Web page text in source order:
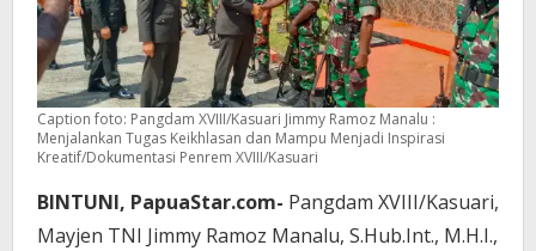
Caption foto: Pangdam XVIII/Kasuari Jimmy Ramoz Manalu :
Menjalankan Tugas Keikhlasan dan Mampu Menjadi Inspirasi
Kreatif/Dokumentasi Penrem XVIII/Kasuari
BINTUNI, PapuaStar.com- Pangdam XVIII/Kasuari,
Mayjen TNI Jimmy Ramoz Manalu, S.Hub.Int., M.H.I.,